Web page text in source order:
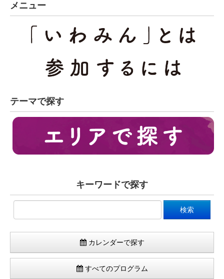
メニュー
テーマで探す
キーワードで探す
カレンダーで探す
すべてのプログラム